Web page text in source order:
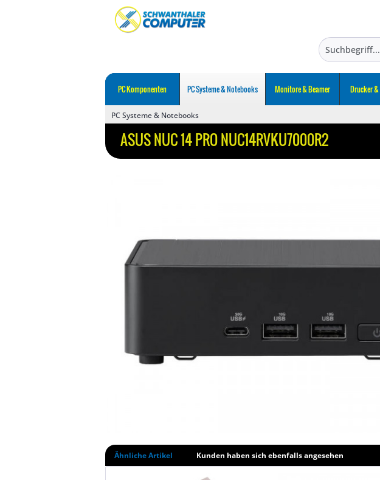
PC Komponenten PC Systeme & Notebooks Monitore & Beamer Drucker
PC Systeme & Notebooks
ASUS NUC 14 PRO NUC14RVKU7000R2
Ähnliche Artikel Kunden haben sich ebenfalls angesehen